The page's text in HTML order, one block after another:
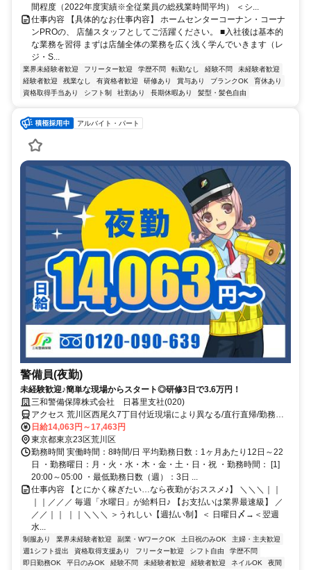
間程度（2022年度実績※全従業員の総残業時間平均） ＜シ...
仕事内容 【具体的なお仕事内容】 ホームセンターコーナン・コーナ
ンPROの、 店舗スタッフとしてご活躍ください。 ■入社後は基本的
な業務を習得 まずは店舗全体の業務を広く浅く学んでいきます（レ
ジ・S...
業界未経験者歓迎 フリーター歓迎 学歴不問 転勤なし 経験不問
未経験者歓迎
経験者歓迎
残業なし 有資格者歓迎 研修あり 賞与あり ブランクOK
育休あり
資格取得手当あり
シフト制 社割あり 長期休暇あり 髪型・髪色自由
アルバイト・パート
警備員(夜勤)
未経験歓迎♪簡単な現場からスタート◎研修3日で3.6万円！
三和警備保障株式会社 日暮里支社(020)
アクセス 荒川区西尾久7丁目付近現場により異なる/直行直帰/勤務地
相談可■電話面接■来社不要
日給14,063円～17,463円
東京都東京23区荒川区
勤務時間 実働時間：8時間/日 平均勤務日数：1ヶ月あたり12日～22
日 ・勤務曜日：月・火・水・木・金・土・日・祝 ・勤務時間： [1]
20:00～05:00 ・最低勤務日数（週）：3日 ...
仕事内容 【とにかく稼ぎたい…なら夜勤がおススメ♪】 ＼＼＼｜｜
｜｜／／／ 毎週「水曜日」が給料日♪ 【お支払いは業界最速級】 ／
／／｜｜ ｜｜＼＼＼ ＞うれしい【週払い制】＜ 日曜日〆→＜翌週
水...
制服あり 業界未経験者歓迎 副業・WワークOK 土日祝のみOK
主婦・主夫歓迎
週1シフト提出
資格取得支援あり フリーター歓迎 シフト自由
学歴不問
即日勤務OK
平日のみOK 経験不問 未経験者歓迎 経験者歓迎 ネイルOK
夜間